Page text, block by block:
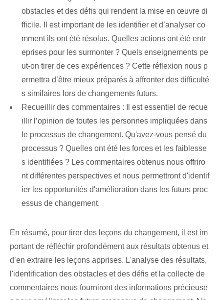
obstacles et des défis qui rendent la mise en œuvre di
fficile. Il est important de les identifier et d’analyser co
mment ils ont été résolus. Quelles actions ont été entr
eprises pour les surmonter ? Quels enseignements pe
ut-on tirer de ces expériences ? Cette réflexion nous p
ermettra d’être mieux préparés à affronter des difficulté
s similaires lors de changements futurs.
Recueillir des commentaires : Il est essentiel de recue
illir l’opinion de toutes les personnes impliquées dans
le processus de changement. Qu'avez-vous pensé du
processus ? Quelles ont été les forces et les faiblesse
s identifiées ? Les commentaires obtenus nous offriro
nt différentes perspectives et nous permettront d'identif
ier les opportunités d'amélioration dans les futurs proc
essus de changement.
En résumé, pour tirer des leçons du changement, il est im
portant de réfléchir profondément aux résultats obtenus et
d’en extraire les leçons apprises. L'analyse des résultats,
l'identification des obstacles et des défis et la collecte de
commentaires nous fourniront des informations précieuse